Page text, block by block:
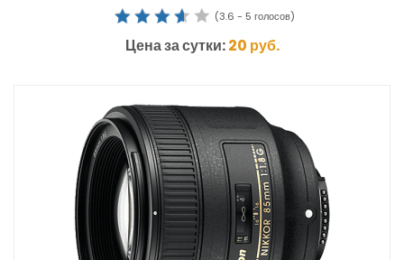
(3.6 - 5 голосов)
Цена за сутки:20 руб.